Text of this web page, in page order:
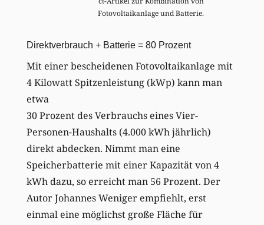
Fotovoltaikanlage und Batterie.
Direktverbrauch + Batterie = 80 Prozent
Mit einer bescheidenen Fotovoltaikanlage mit
4 Kilowatt Spitzenleistung (kWp) kann man
etwa
30 Prozent des Verbrauchs eines Vier-
Personen-Haushalts (4.000 kWh jährlich)
direkt abdecken. Nimmt man eine
Speicherbatterie mit einer Kapazität von 4
kWh dazu, so erreicht man 56 Prozent. Der
Autor Johannes Weniger empfiehlt, erst
einmal eine möglichst große Fläche für